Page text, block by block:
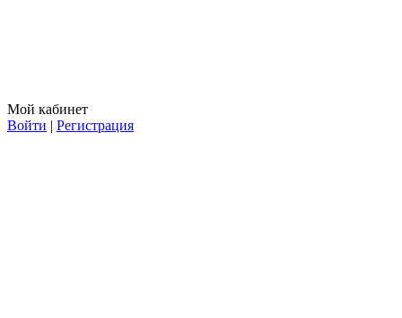
Мой кабинет
Войти | Регистрация